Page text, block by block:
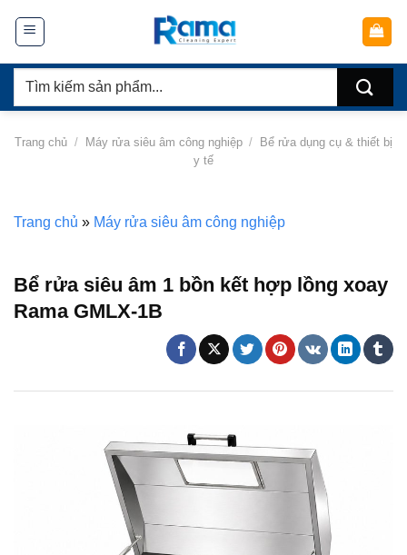
dung
Tìm
Trang chủ / Máy rửa siêu âm công nghiệp /
Bể rửa dụng cụ & thiết bị
y tế
Trang chủ » Máy rửa siêu âm công nghiệp
Bể rửa siêu âm 1 bồn kết hợp lồng xoay
Rama GMLX-1B